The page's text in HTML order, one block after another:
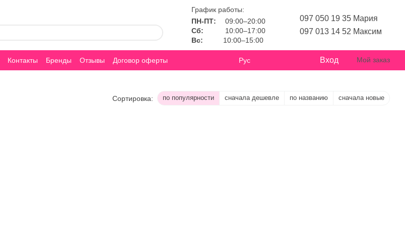
График работы:
ПН-ПТ:
09:00–20:00
Сб:
10:00–17:00
Вс:
10:00–15:00
097 050 19 35 Мария
097 013 14 52 Максим
Контакты Бренды Отзывы
Договор оферты
Рус Вход Мой заказ
Сортировка: по популярности сначала дешевле по названию сначала новые